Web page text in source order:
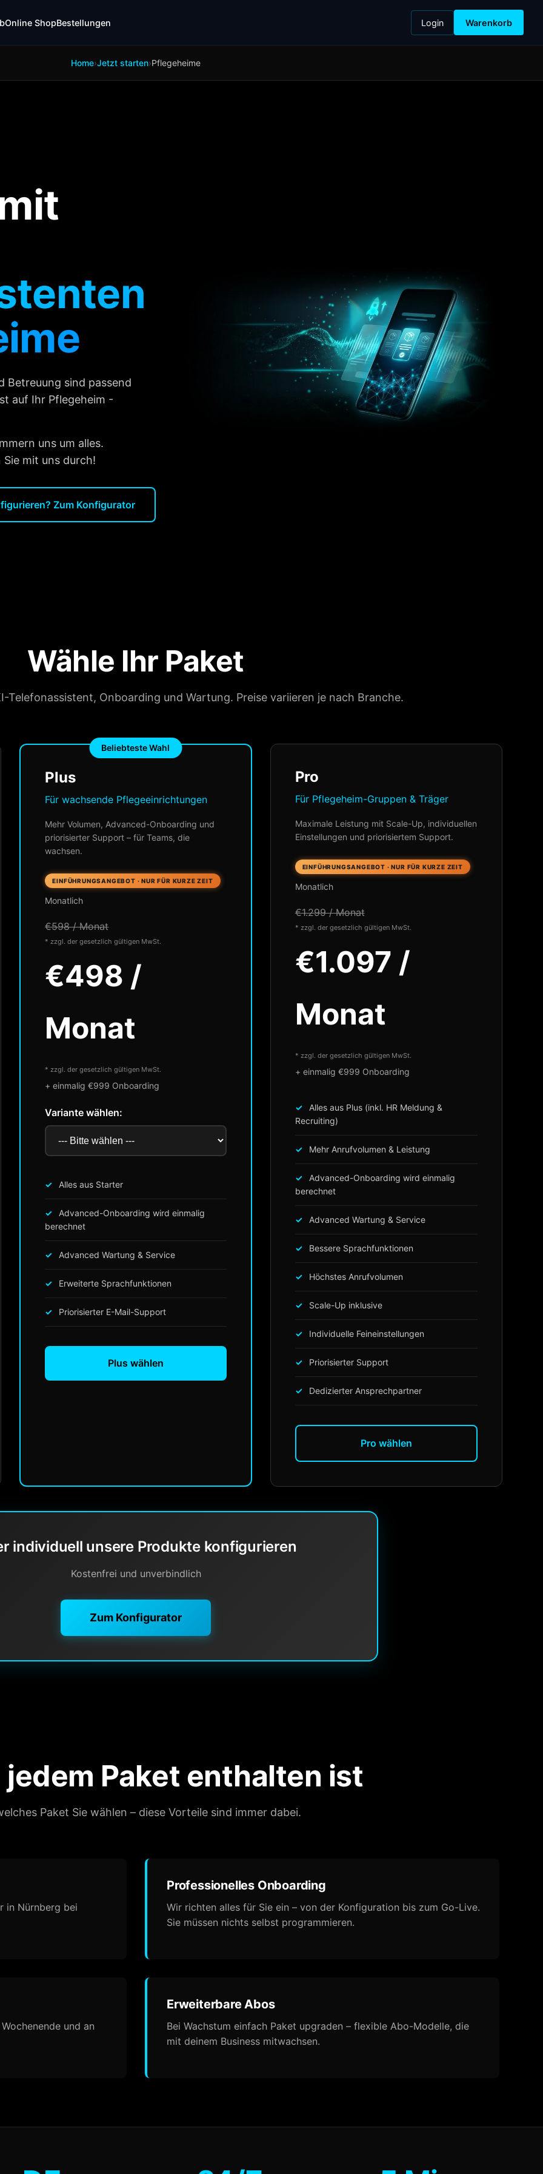
Online ShopBestellungen Login Warenkorb
Home›Jetzt starten›Pflegeheime
Betreuung sind passend
auf Ihr Pflegeheim -
uns um alles.
mit uns durch!
Zum Konfigurator
Wähle Ihr Paket
Telefonassistent, Onboarding und Wartung. Preise variieren je nach Branche.
Beliebteste Wahl
Plus
Für wachsende Pflegeeinrichtungen
Mehr Volumen, Advanced-Onboarding und
priorisierter Support – für Teams, die
wachsen.
EINFÜHRUNGSANGEBOT · NUR FÜR KURZE ZEIT
Monatlich
€598 / Monat
* zzgl. der gesetzlich gültigen MwSt.
€498 /
Monat
* zzgl. der gesetzlich gültigen MwSt.
+ einmalig €999 Onboarding
Variante wählen:
Alles aus Starter
Advanced-Onboarding wird einmalig
berechnet
Advanced Wartung & Service
Erweiterte Sprachfunktionen
Priorisierter E-Mail-Support
Plus wählen
Pro
Für Pflegeheim-Gruppen & Träger
Maximale Leistung mit Scale-Up, individuellen
Einstellungen und priorisiertem Support.
EINFÜHRUNGSANGEBOT · NUR FÜR KURZE ZEIT
Monatlich
€1.299 / Monat
* zzgl. der gesetzlich gültigen MwSt.
€1.097 /
Monat
* zzgl. der gesetzlich gültigen MwSt.
+ einmalig €999 Onboarding
Alles aus Plus (inkl. HR Meldung &
Recruiting)
Mehr Anrufvolumen & Leistung
Advanced-Onboarding wird einmalig
berechnet
Advanced Wartung & Service
Bessere Sprachfunktionen
Höchstes Anrufvolumen
Scale-Up inklusive
Individuelle Feineinstellungen
Priorisierter Support
Dedizierter Ansprechpartner
Pro wählen
individuell unsere Produkte konfigurieren
Kostenfrei und unverbindlich
Zum Konfigurator
jedem Paket enthalten ist
Paket Sie wählen – diese Vorteile sind immer dabei.
in Nürnberg bei
Professionelles Onboarding
Wir richten alles für Sie ein – von der Konfiguration bis zum Go-Live.
Sie müssen nichts selbst programmieren.
und an
Erweiterbare Abos
Bei Wachstum einfach Paket upgraden – flexible Abo-Modelle, die
mit deinem Business mitwachsen.